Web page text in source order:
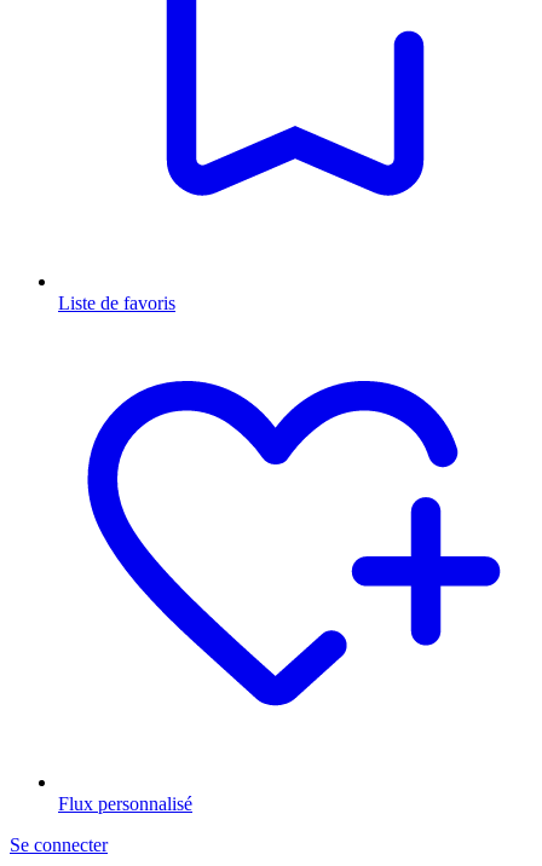
Liste de favoris
Flux personnalisé
Se connecter